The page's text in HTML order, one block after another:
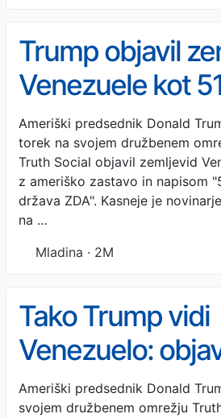
Trump objavil
Venezuele kot
države ZDA
Ameriški predsednik Donald
torek na svojem družbenem
Truth Social objavil zemljevid
z ameriško zastavo in napisom
država ZDA". Kasneje je
na …
Mladina · 2M
Tako Trump vidi
Venezuelo:
zemljevid
Ameriški predsednik Donald
svojem družbenem omrežju